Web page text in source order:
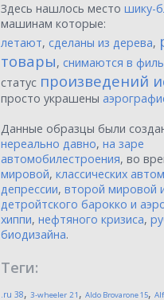
Здесь нашлось место шику-
машинам которые:
летают, сделаны из дерева,
товары, снимаются в
статус произведений
просто украшены
Данные образцы были
нереально давно, на заре
автомобилестроения, во
мировой, классических
депрессии, второй мировой
детройтского барокко и
хиппи, нефтяного кризиса,
биодизайна.
Теги:
.ru 38, 3-wheeler 21 , Aldo Brovarone15,